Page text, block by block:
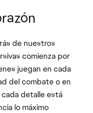
de nuestros
comienza por
juegan en cada
del combate o en
detalle está
lo máximo